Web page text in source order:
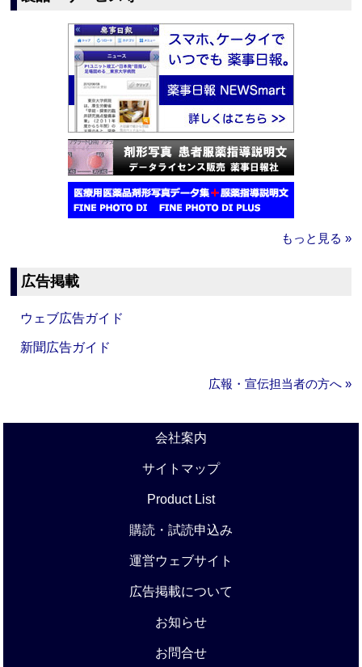
もっと見る »
広告掲載
ウェブ広告ガイド
新聞広告ガイド
広報・宣伝担当者の方へ »
会社案内
サイトマップ
Product List
購読・試読申込み
運営ウェブサイト
広告掲載について
お知らせ
お問合せ